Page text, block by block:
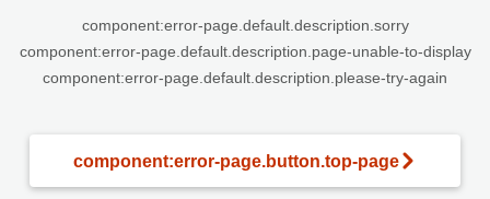
component:error-page.default.description.sorry
component:error-page.default.description.page-unable-to-display
component:error-page.default.description.please-try-again
component:error-page.button.top-page